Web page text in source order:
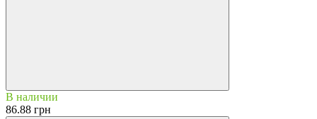
В наличии
86.88 грн